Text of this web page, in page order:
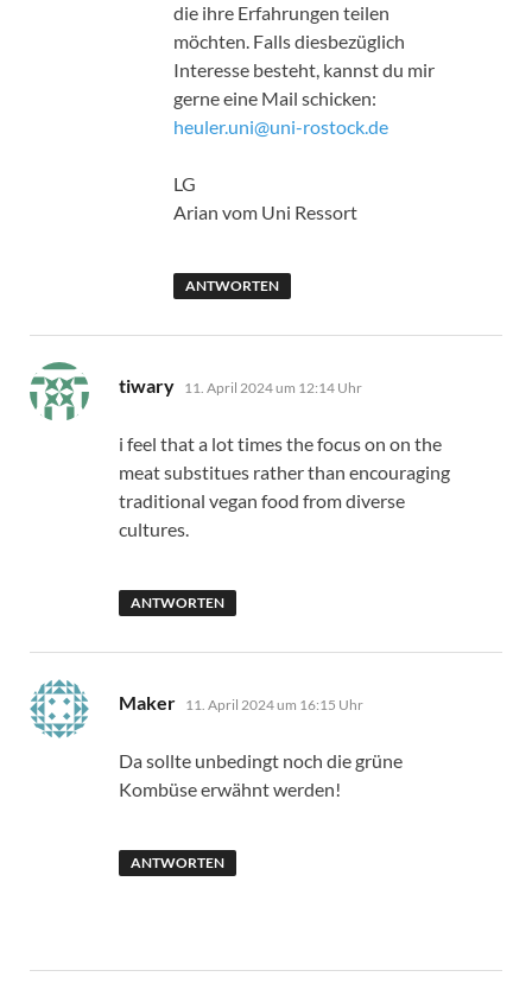
die ihre Erfahrungen teilen
möchten. Falls diesbezüglich
Interesse besteht, kannst du mir
gerne eine Mail schicken:
heuler.uni@uni-rostock.de
LG
Arian vom Uni Ressort
ANTWORTEN
tiwary sagt:
11. April 2024 um 12:14 Uhr
i feel that a lot times the focus on on the
meat substitues rather than encouraging
traditional vegan food from diverse
cultures.
ANTWORTEN
Maker sagt:
11. April 2024 um 16:15 Uhr
Da sollte unbedingt noch die grüne
Kombüse erwähnt werden!
ANTWORTEN